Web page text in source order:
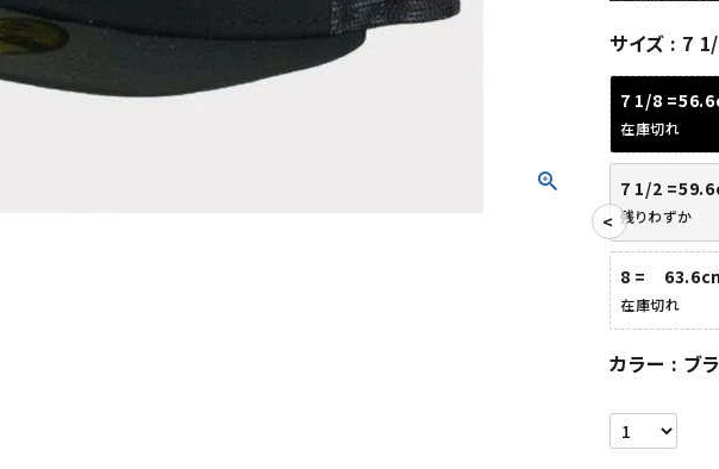
サイズ
7
7 1/8
在庫切れ
7 1/2
残りわずか
8 =
在庫切れ
カラー ブ